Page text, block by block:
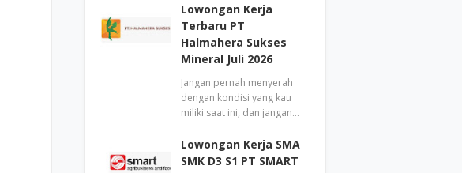
Lowongan Kerja
Terbaru PT
Halmahera Sukses
Mineral Juli 2026
Jangan pernah menyerah
dengan kondisi yang kau
miliki saat ini, dan jangan…
Lowongan Kerja SMA
SMK D3 S1 PT SMART